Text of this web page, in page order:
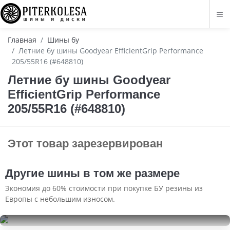
Главная
Шины бу
Летние бу шины Goodyear EfficientGrip Performance
205/55R16 (#648810)
Летние бу шины Goodyear
EfficientGrip Performance
205/55R16 (#648810)
Этот товар зарезервирован
Другие шины в том же размере
Экономия до 60% стоимости при покупке БУ резины из
Европы с небольшим износом.